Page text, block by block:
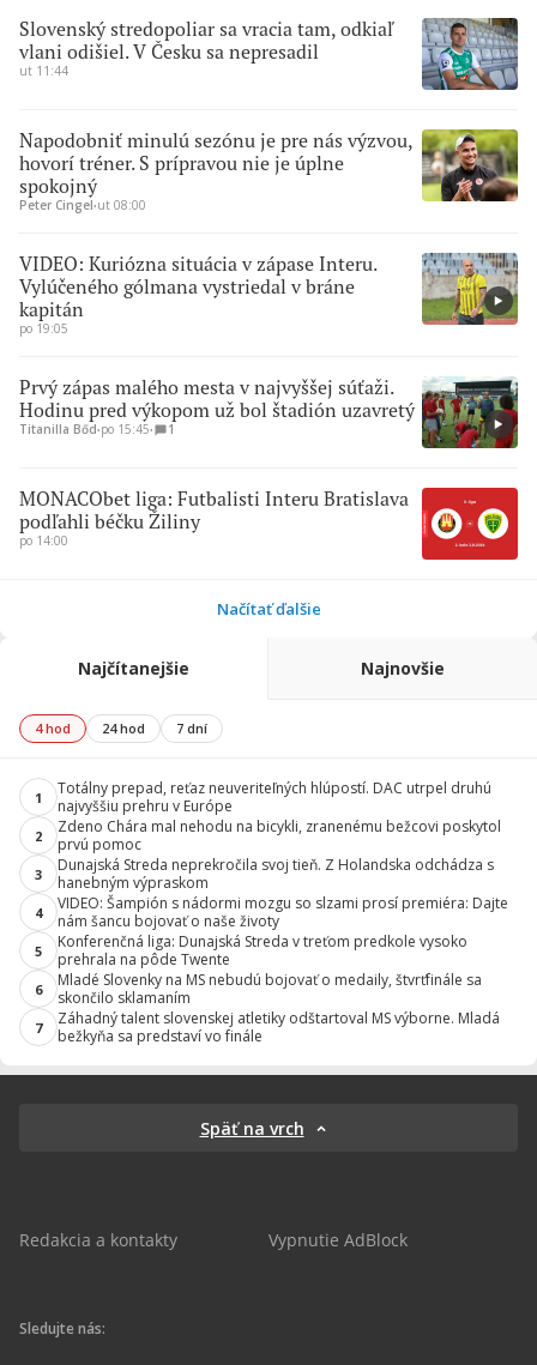
Slovenský stredopoliar sa vracia tam, odkiaľ
vlani odišiel. V Česku sa nepresadil
ut 11:44
Napodobniť minulú sezónu je pre nás výzvou,
hovorí tréner. S prípravou nie je úplne
spokojný
Peter Cingel∙ut 08:00
VIDEO: Kuriózna situácia v zápase Interu.
Vylúčeného gólmana vystriedal v bráne
kapitán
po 19:05
Prvý zápas malého mesta v najvyššej súťaži.
Hodinu pred výkopom už bol štadión uzavretý
Titanilla Bőd∙po 15:45∙ 1
MONACObet liga: Futbalisti Interu Bratislava
podľahli béčku Žiliny
po 14:00
Načítať ďalšie
Najčítanejšie Najnovšie
4 hod 24 hod 7 dní
1
Totálny prepad, reťaz neuveriteľných hlúpostí. DAC utrpel druhú
najvyššiu prehru v Európe
2
Zdeno Chára mal nehodu na bicykli, zranenému bežcovi poskytol
prvú pomoc
3
Dunajská Streda neprekročila svoj tieň. Z Holandska odchádza s
hanebným výpraskom
4
VIDEO: Šampión s nádormi mozgu so slzami prosí premiéra: Dajte
nám šancu bojovať o naše životy
5
Konferenčná liga: Dunajská Streda v treťom predkole vysoko
prehrala na pôde Twente
6
Mladé Slovenky na MS nebudú bojovať o medaily, štvrťfinále sa
skončilo sklamaním
7
Záhadný talent slovenskej atletiky odštartoval MS výborne. Mladá
bežkyňa sa predstaví vo finále
Späť na vrch
Redakcia a kontakty Vypnutie AdBlock
Sledujte nás: